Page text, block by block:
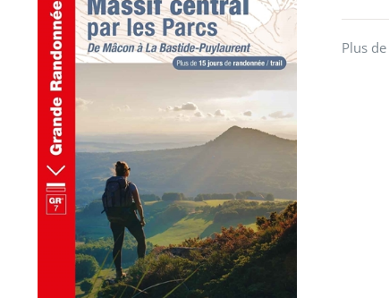
AJOUTER AU PANIER
Plus